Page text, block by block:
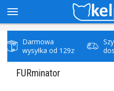
Darmowa
wysyłka od 129zł
FURminator